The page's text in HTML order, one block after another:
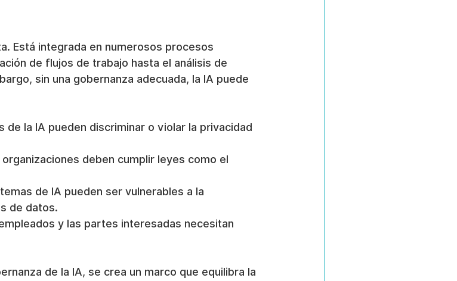
Está integrada en numerosos procesos
de flujos de trabajo hasta el análisis de
sin una gobernanza adecuada, la IA puede
de la IA pueden discriminar o violar la privacidad
organizaciones deben cumplir leyes como el
de IA pueden ser vulnerables a la
de datos.
y las partes interesadas necesitan
de la IA, se crea un marco que equilibra la